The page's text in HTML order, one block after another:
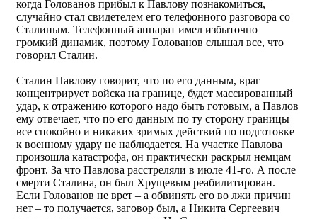
когда Голованов прибыл к Павлову познакомиться,
случайно стал свидетелем его телефонного разговора со
Сталиным. Телефонный аппарат имел избыточно
громкий динамик, поэтому Голованов слышал все, что
говорил Сталин.
Сталин Павлову говорит, что по его данным, враг
концентрирует войска на границе, будет массированный
удар, к отражению которого надо быть готовым, а Павлов
ему отвечает, что по его данным по ту сторону границы
все спокойно и никаких зримых действий по подготовке
к военному удару не наблюдается. На участке Павлова
произошла катастрофа, он практически раскрыл немцам
фронт. За что Павлова расстреляли в июле 41-го. А после
смерти Сталина, он был Хрущевым реабилитирован.
Если Голованов не врет – а обвинять его во лжи причин
нет – то получается, заговор был, а Никита Сергеевич